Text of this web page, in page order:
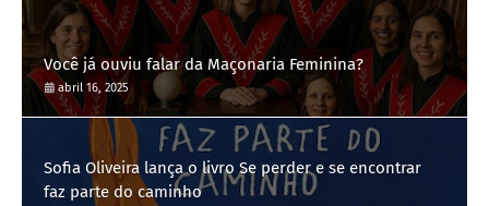
Você já ouviu falar da Maçonaria Feminina?
abril 16, 2025
Sofia Oliveira lança o livro Se perder e se encontrar
faz parte do caminho